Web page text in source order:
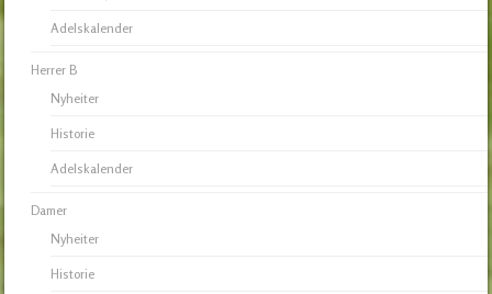
Adelskalender
Herrer B
Nyheiter
Historie
Adelskalender
Damer
Nyheiter
Historie